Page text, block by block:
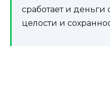
сработает и деньги
целости и